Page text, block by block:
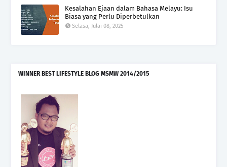
Kesalahan Ejaan dalam Bahasa Melayu: Isu
Biasa yang Perlu Diperbetulkan
Selasa, Julai 08, 2025
WINNER BEST LIFESTYLE BLOG MSMW 2014/2015